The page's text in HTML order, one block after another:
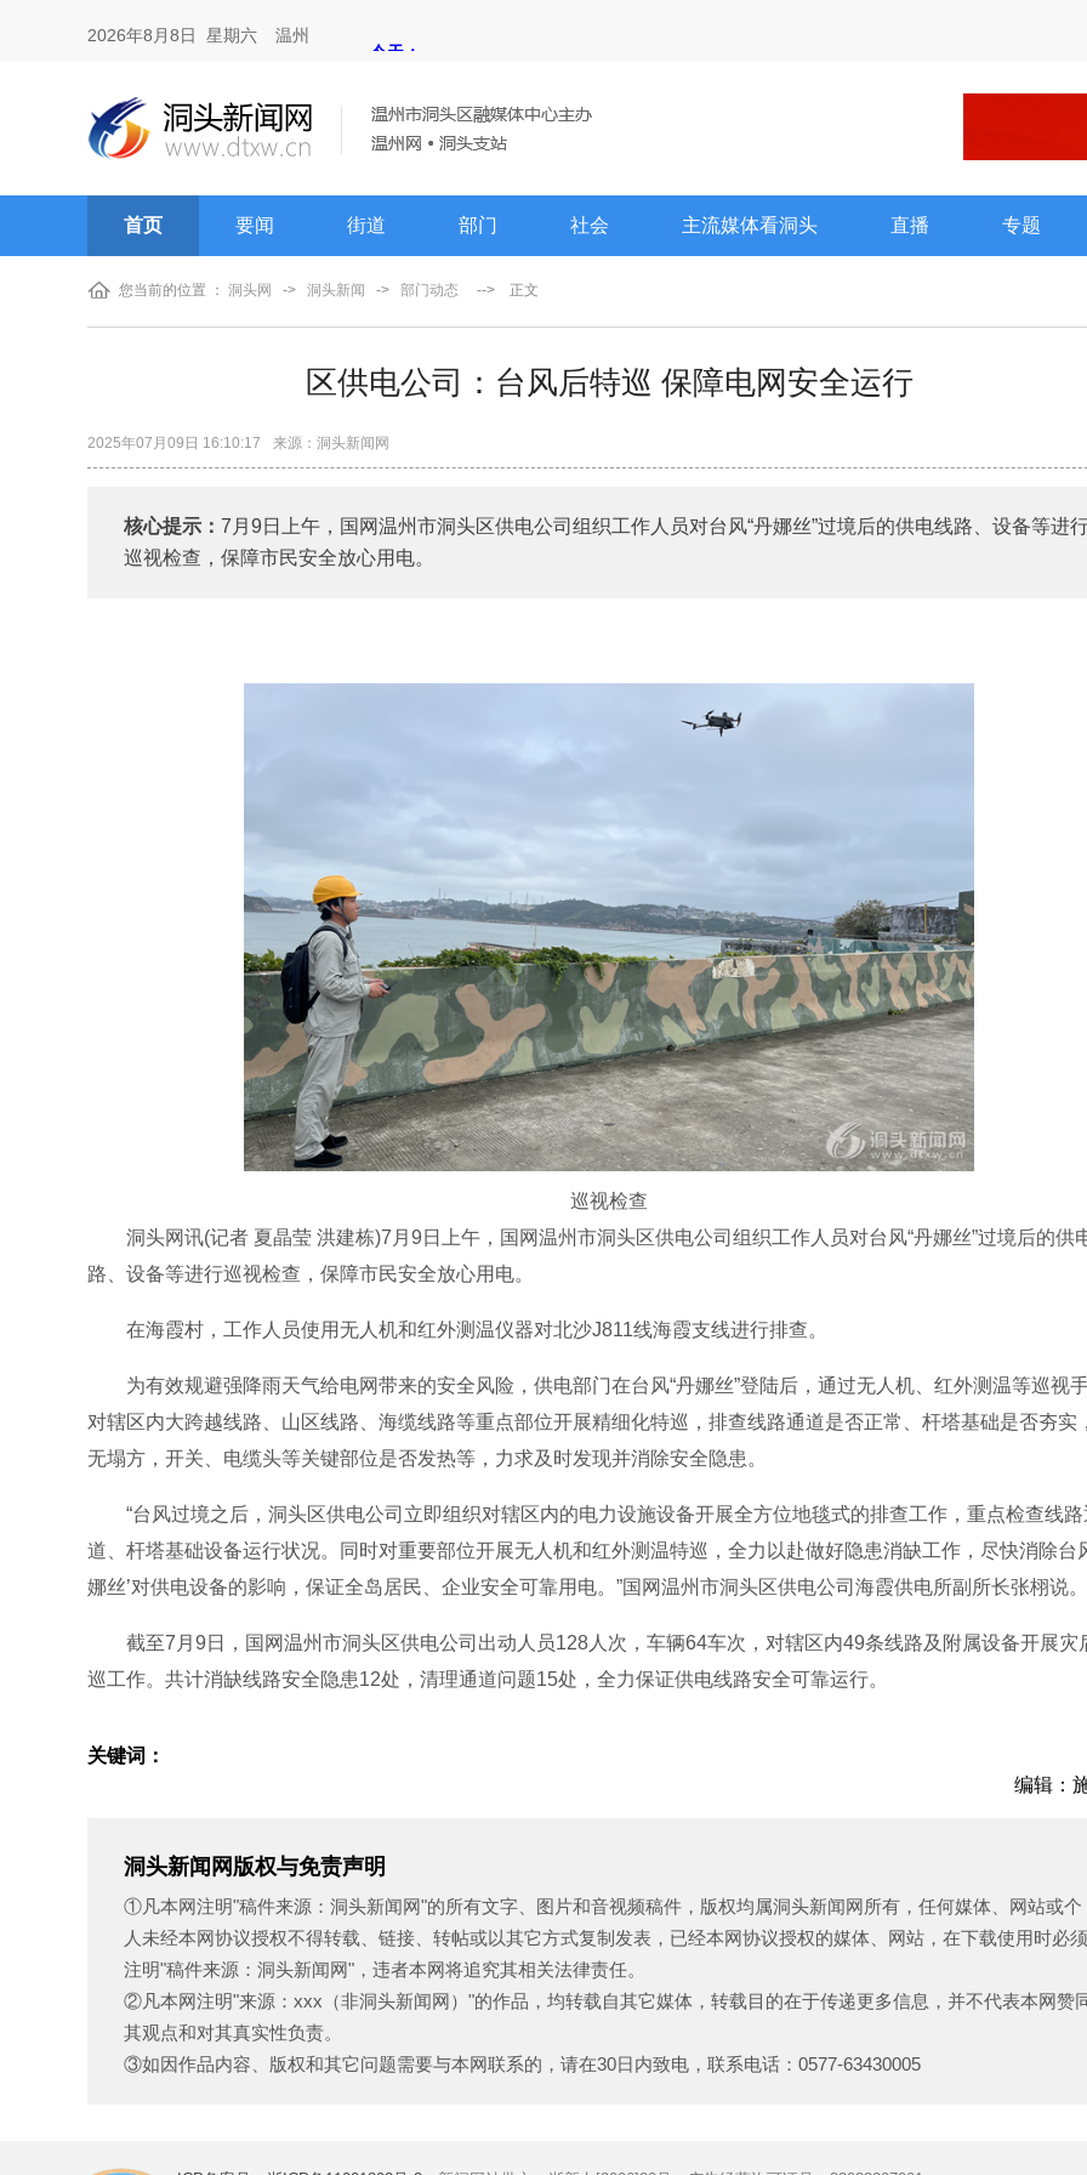
2026年8月8日 星期六 温州
首页 要闻 街道 部门 社会 主流媒体看洞头 直播 专题
您当前的位置 ： 洞头网 -> 洞头新闻 -> 部门动态 --> 正文
区供电公司：台风后特巡 保障电网安全运行
2025年07月09日 16:10:17 来源：洞头新闻网
核心提示： 7月9日上午，国网温州市洞头区供电公司组织工作人员对台风“丹娜丝”过境后的供电线路、设备等进
巡视检查，保障市民安全放心用电。
巡视检查
洞头网讯(记者 夏晶莹 洪建栋)7月9日上午，国网温州市洞头区供电公司组织工作人员对台风“丹娜丝”过境后的供
路、设备等进行巡视检查，保障市民安全放心用电。
在海霞村，工作人员使用无人机和红外测温仪器对北沙J811线海霞支线进行排查。
为有效规避强降雨天气给电网带来的安全风险，供电部门在台风“丹娜丝”登陆后，通过无人机、红外测温等巡视
对辖区内大跨越线路、山区线路、海缆线路等重点部位开展精细化特巡，排查线路通道是否正常、杆塔基础是否夯实
无塌方，开关、电缆头等关键部位是否发热等，力求及时发现并消除安全隐患。
“台风过境之后，洞头区供电公司立即组织对辖区内的电力设施设备开展全方位地毯式的排查工作，重点检查线路
道、杆塔基础设备运行状况。同时对重要部位开展无人机和红外测温特巡，全力以赴做好隐患消缺工作，尽快消除台
娜丝’对供电设备的影响，保证全岛居民、企业安全可靠用电。”国网温州市洞头区供电公司海霞供电所副所长张栩说。
截至7月9日，国网温州市洞头区供电公司出动人员128人次，车辆64车次，对辖区内49条线路及附属设备开展灾
巡工作。共计消缺线路安全隐患12处，清理通道问题15处，全力保证供电线路安全可靠运行。
关键词：
编辑：
洞头新闻网版权与免责声明
①凡本网注明"稿件来源：洞头新闻网"的所有文字、图片和音视频稿件，版权均属洞头新闻网所有，任何媒体、网站或个
人未经本网协议授权不得转载、链接、转帖或以其它方式复制发表，已经本网协议授权的媒体、网站，在下载使用时必须
注明"稿件来源：洞头新闻网"，违者本网将追究其相关法律责任。
②凡本网注明"来源：xxx（非洞头新闻网）"的作品，均转载自其它媒体，转载目的在于传递更多信息，并不代表本网赞
其观点和对其真实性负责。
③如因作品内容、版权和其它问题需要与本网联系的，请在30日内致电，联系电话：0577-63430005